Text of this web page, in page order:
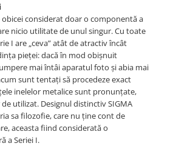
considerat doar o componentă a
nicio utilitate de unul singur. Cu toate
I are „ceva” atât de atractiv încât
pieței: dacă în mod obișnuit
mai întâi aparatul foto și abia mai
sunt tentați să procedeze exact
inelelor metalice sunt pronunțate,
de utilizat. Designul distinctiv SIGMA
sa filozofie, care nu ține cont de
aceasta fiind considerată o
a Seriei I.